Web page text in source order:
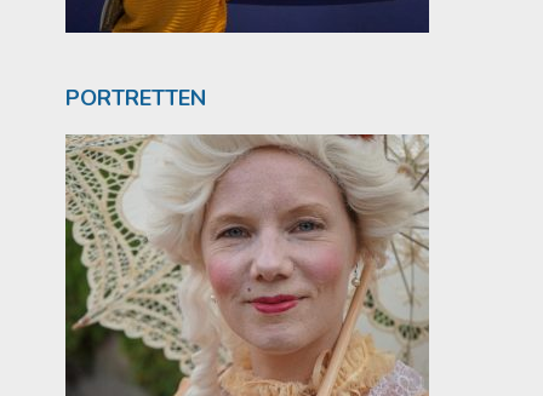
PORTRETTEN